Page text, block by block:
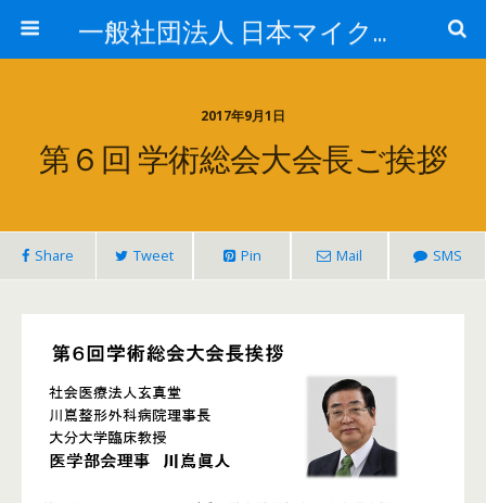
一般社団法人 日本マイクロ・ナノバブル学会
2017年9月1日
第６回 学術総会大会長ご挨拶
Share Tweet Pin Mail SMS